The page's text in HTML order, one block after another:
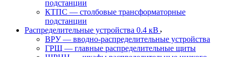
подстанции
КТПС — столбовые трансформаторные
подстанции
Распределительные устройства 0.4 кВ
ВРУ — вводно-распределительные устройства
ГРЩ — главные распределительные щиты